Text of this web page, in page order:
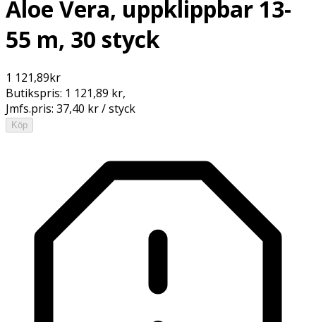
Aloe Vera, uppklippbar 13-
55 m, 30 styck
1 121,89kr
Butikspris: 1 121,89 kr,
Jmfs.pris: 37,40 kr / styck
Köp